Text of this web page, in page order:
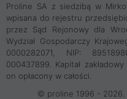
Proline SA z siedzibą w
wpisana do rejestru
przez Sąd Rejonowy dla
Wydział Gospodarczy
0000282071, NIP:
000437899. Kapitał
on opłacony w całości.
© proline 1996 - 2026.